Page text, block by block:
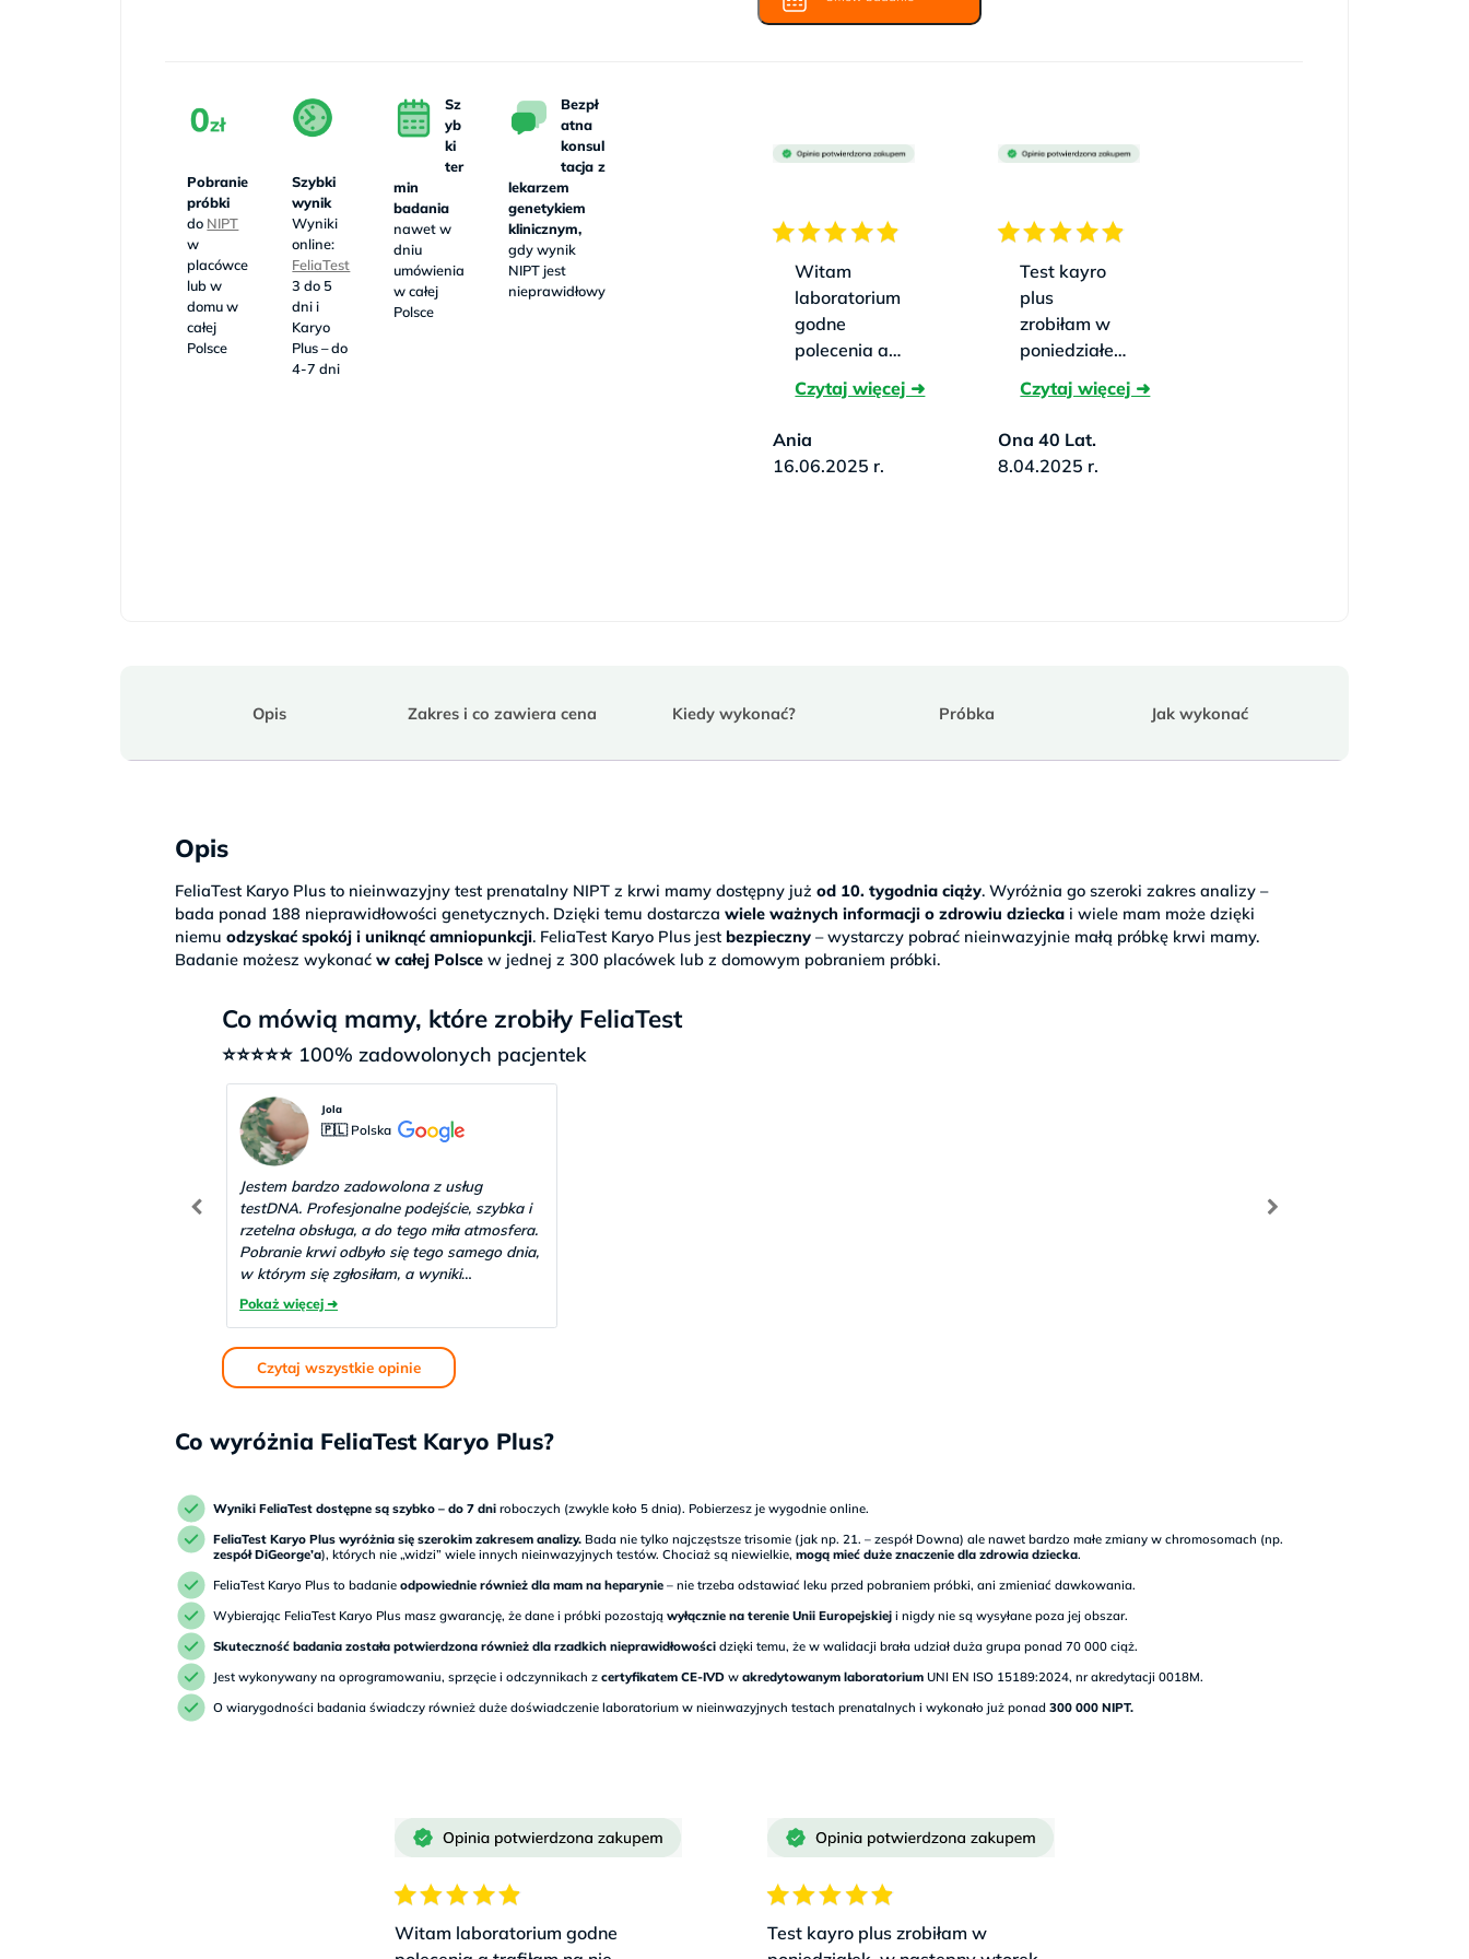
Pobranie
próbki
do NIPT
w
placówce
lub w
domu w
całej
Polsce
Szybki
wynik
Wyniki
online:
FeliaTest
3 do 5
dni i
Karyo
Plus – do
4-7 dni
Sz
yb
ki
ter
min
badania
nawet w
dniu
umówienia
w całej
Polsce
Bezpł
atna
konsul
tacja z
lekarzem
genetykiem
klinicznym,
gdy wynik
NIPT jest
nieprawidłowy
Witam
laboratorium
godne
polecenia a
przypadkowo,
jestem bardzo
zadowolona z
współpracy z
Ania
16.06.2025 r.
Test kayro
plus
zrobiłam w
poniedziałek,
wtorek rano
był wynik.
Teraz mąż i
ja śpimy o
Ona 40 Lat.
8.04.2025 r.
Opis Zakres i co zawiera cena Kiedy wykonać? Próbka Jak wykonać
Opis
FeliaTest Karyo Plus to nieinwazyjny test prenatalny NIPT z krwi mamy dostępny jużod 10. tygodnia ciąży. Wyróżnia go szeroki zakres analizy –
bada ponad 188 nieprawidłowości genetycznych. Dzięki temu dostarczawiele ważnych informacji o zdrowiu dziecka i wiele mam może dzięki
niemuodzyskać spokój i uniknąć amniopunkcji. FeliaTest Karyo Plus jestbezpieczny – wystarczy pobrać nieinwazyjnie małą próbkę krwi mamy.
Badanie możesz wykonaćw całej Polsce w jednej z 300 placówek lub z domowym pobraniem próbki.
Co mówią mamy, które zrobiły FeliaTest
⭐⭐⭐⭐⭐ 100% zadowolonych pacjentek
Jola
🇵🇱 Polska
Jestem bardzo zadowolona z usług
testDNA. Profesjonalne podejście, szybka i
rzetelna obsługa, a do tego miła atmosfera.
Pobranie krwi odbyło się tego samego dnia,
w którym się zgłosiłam, a wyniki
otrzymałam bardzo szybko, po zaledwie
kilku dniach. Dzięki tym badaniom
każdemu, kto szuka pewnych i dokładnych
badań. Dziękuję i pozdrawiam!
Czytaj wszystkie opinie
Co wyróżnia FeliaTest Karyo Plus?
Wyniki FeliaTest dostępne są szybko – do 7 dni roboczych (zwykle koło 5 dnia). Pobierzesz je wygodnie online.
FeliaTest Karyo Plus wyróżnia się szerokim zakresem analizy.Bada nie tylko najczęstsze trisomie (jak np. 21. – zespół Downa) ale nawet bardzo małe zmiany w chromosomach (np.
zespół DiGeorge’a), których nie „widzi” wiele innych nieinwazyjnych testów. Chociaż są niewielkie, mogą mieć duże znaczenie dla zdrowia dziecka.
FeliaTest Karyo Plus to badanie odpowiednie również dla mam na heparynie– nie trzeba odstawiać leku przed pobraniem próbki, ani zmieniać dawkowania.
Wybierając FeliaTest Karyo Plus masz gwarancję, że dane i próbki pozostają wyłącznie na terenie Unii Europejskieji nigdy nie są wysyłane poza jej obszar.
Skuteczność badania została potwierdzona również dla rzadkich nieprawidłowościdzięki temu, że w walidacji brała udział duża grupa ponad 70 000 ciąż.
Jest wykonywany na oprogramowaniu, sprzęcie i odczynnikach z certyfikatem CE-IVD w akredytowanym laboratorium UNI EN ISO 15189:2024, nr akredytacji 0018M.
O wiarygodności badania świadczy również duże doświadczenie laboratorium w nieinwazyjnych testach prenatalnych i wykonało już ponad 300 000 NIPT.
Witam laboratorium godne
Test kayro plus zrobiłam w